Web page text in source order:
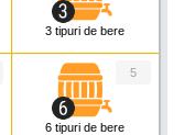
3 tipuri de bere
6 tipuri de bere
5